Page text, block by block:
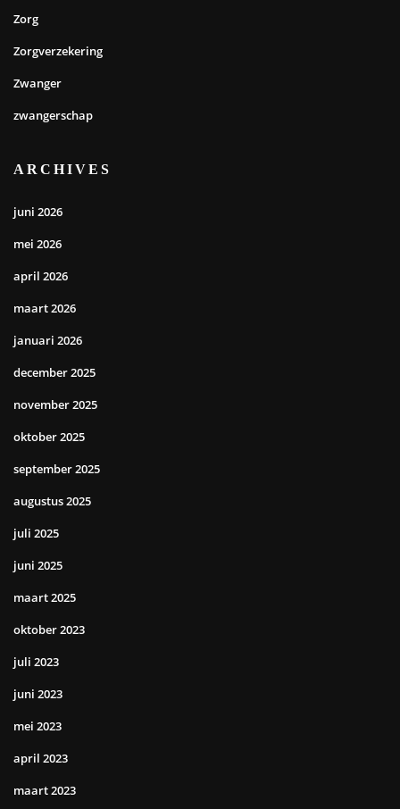
Zorg
Zorgverzekering
Zwanger
zwangerschap
ARCHIVES
juni 2026
mei 2026
april 2026
maart 2026
januari 2026
december 2025
november 2025
oktober 2025
september 2025
augustus 2025
juli 2025
juni 2025
maart 2025
oktober 2023
juli 2023
juni 2023
mei 2023
april 2023
maart 2023